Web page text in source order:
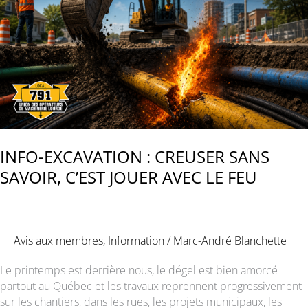
PLUS
QUE
TEMPS
D’AGIR.
INFO-EXCAVATION : CREUSER SANS
SAVOIR, C’EST JOUER AVEC LE FEU
Avis aux membres, Information/Marc-André Blanchette
Le printemps est derrière nous, le dégel est bien amorcé
partout au Québec et les travaux reprennent progressivement
sur les chantiers, dans les rues, les projets municipaux, les